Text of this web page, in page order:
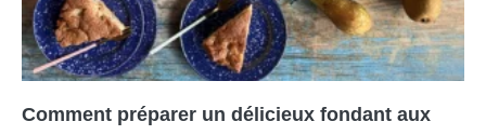
Comment préparer un délicieux fondant aux